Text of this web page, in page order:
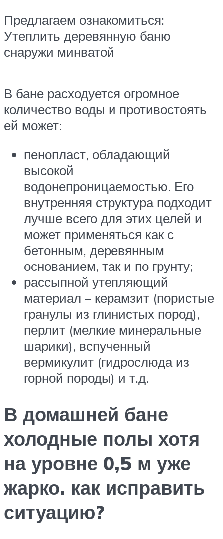
Предлагаем ознакомиться:
Утеплить деревянную баню
снаружи минватой
В бане расходуется огромное
количество воды и противостоять
ей может:
пенопласт, обладающий
высокой
водонепроницаемостью. Его
внутренняя структура подходит
лучше всего для этих целей и
может применяться как с
бетонным, деревянным
основанием, так и по грунту;
рассыпной утепляющий
материал – керамзит (пористые
гранулы из глинистых пород),
перлит (мелкие минеральные
шарики), вспученный
вермикулит (гидрослюда из
горной породы) и т.д.
В домашней бане
холодные полы хотя
на уровне 0,5 м уже
жарко. как исправить
ситуацию?